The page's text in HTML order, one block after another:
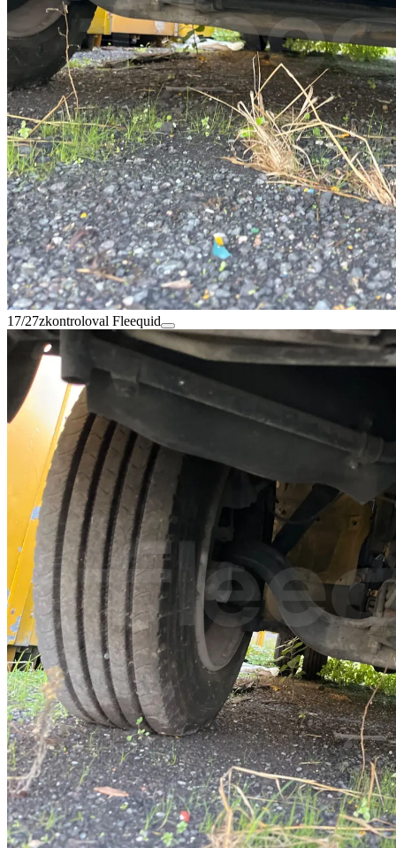
17/27zkontroloval Fleequid